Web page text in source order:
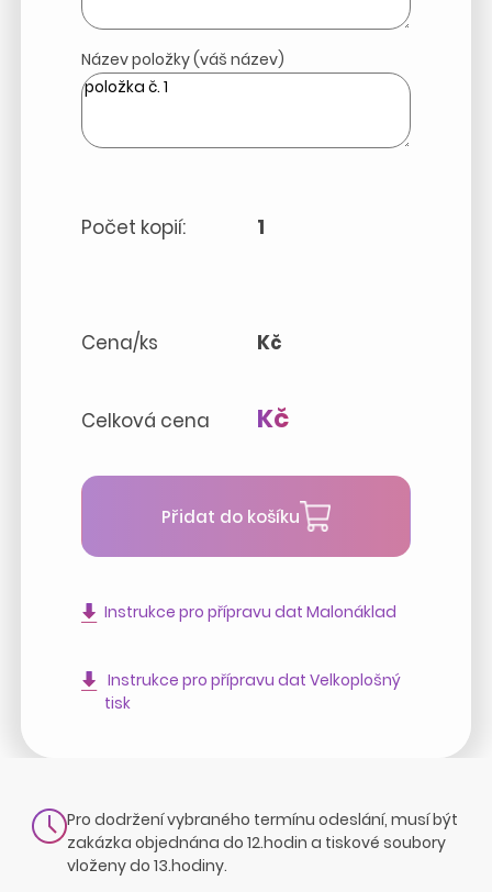
Název položky (váš název)
Počet kopií: 1
Cena/ks Kč
Celková cena Kč
Přidat do košíku
Instrukce pro přípravu dat Malonáklad
Instrukce pro přípravu dat Velkoplošný
tisk
Pro dodržení vybraného termínu odeslání, musí být
zakázka objednána do 12.hodin a tiskové soubory
vloženy do 13.hodiny.